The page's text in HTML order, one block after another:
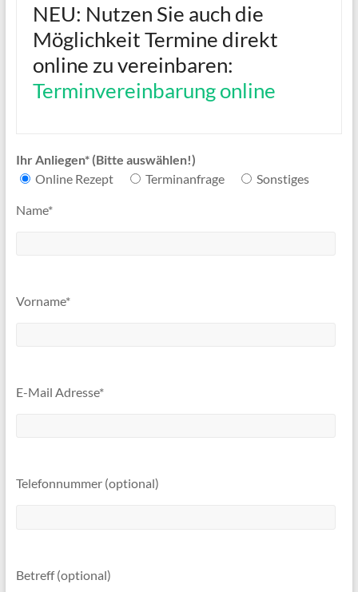
NEU: Nutzen Sie auch die
Möglichkeit Termine direkt
online zu vereinbaren:
Terminvereinbarung online
Ihr Anliegen* (Bitte auswählen!)
Online Rezept
Terminanfrage Sonstiges
Name*
Vorname*
E-Mail Adresse*
Telefonnummer (optional)
Betreff (optional)